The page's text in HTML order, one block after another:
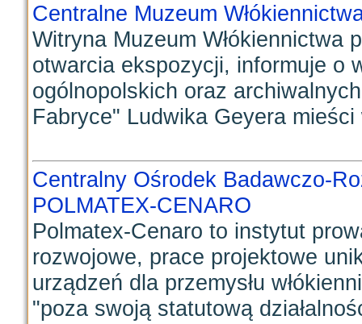
Centralne Muzeum
Witryna Muzeum Włókiennictwa
otwarcia ekspozycji, informuje o
ogólnopolskich oraz
Fabryce" Ludwika Geyera mieści
Centralny Ośrodek Badawczo-
POLMATEX-CENARO
Polmatex-Cenaro to instytut
rozwojowe, prace projektowe
urządzeń dla przemysłu
"poza swoją statutową